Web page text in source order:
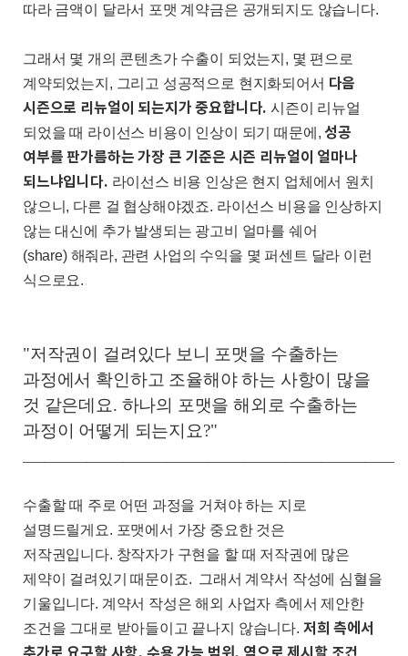
따라 금액이 달라서 포맷 계약금은 공개되지도 않습니다.
그래서 몇 개의 콘텐츠가 수출이 되었는지 , 몇 편으로
계약되었는지 , 그리고 성공적으로 현지화되어서 다음
시즌으로 리뉴얼이 되는지가 중요합니다. 시즌이 리뉴얼
되었을 때 라이선스 비용이 인상이 되기 때문에 ,성공
여부를 판가름하는 가장 큰 기준은 시즌 리뉴얼이 얼마나
되느냐입니다. 라이선스 비용 인상은 현지 업체에서 원치
않으니 , 다른 걸 협상해야겠죠. 라이선스 비용을 인상하지
않는 대신에 추가 발생되는 광고비 얼마를 쉐어
(share) 해줘라, 관련 사업의 수익을 몇 퍼센트 달라 이런
식으로요.
"저작권이 걸려있다 보니 포맷을 수출하는
과정에서 확인하고 조율해야 하는 사항이 많을
것 같은데요. 하나의 포맷을 해외로 수출하는
과정이 어떻게 되는지요?"
수출할 때 주로 어떤 과정을 거쳐야 하는 지로
설명드릴게요. 포맷에서 가장 중요한 것은
저작권입니다. 창작자가 구현을 할 때 저작권에 많은
제약이 걸려있기 때문이죠. 그래서 계약서 작성에 심혈을
기울입니다. 계약서 작성은 해외 사업자 측에서 제안한
조건을 그대로 받아들이고 끝나지 않습니다. 저희 측에서